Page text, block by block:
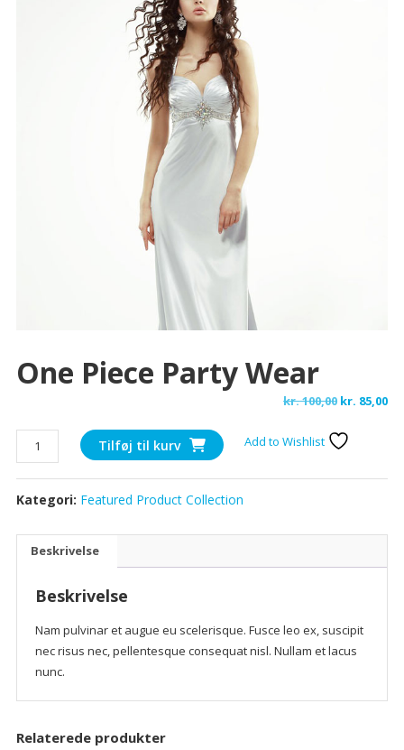
One Piece Party Wear
kr.100,00 Den
pris
kr. 100,00.
kr. 85,00
kr.
piece
party
wear
Tilføj til kurv Add to Wishlist
Kategori: Featured Product Collection
Beskrivelse
Beskrivelse
Nam pulvinar et augue eu scelerisque. Fusce leo ex, suscipit
nec risus nec, pellentesque consequat nisl. Nullam et lacus
nunc.
Relaterede produkter